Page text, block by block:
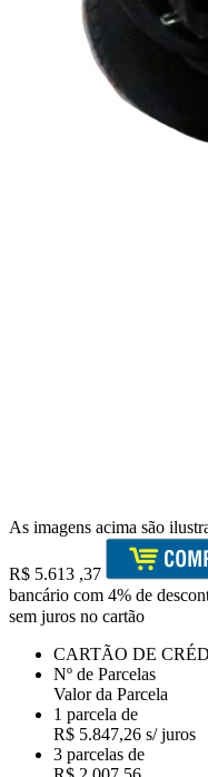
As imagens acima são
R$ 5.613 ,37
bancário com 4% de
sem juros no cartão
CARTÃO DE
Nº de Parcelas
Valor da Parcela
1 parcela de
R$ 5.847,26 s/ juros
3 parcelas de